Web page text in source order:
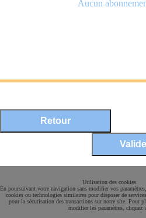
Aucun
Utilisation des cookies
En poursuivant votre navigation sans modifier vos
cookies ou technologies similaires pour disposer de
pour la sécurisation des transactions sur notre site. Pour
modifier les paramètres, cliquez
Paiement sécurisé